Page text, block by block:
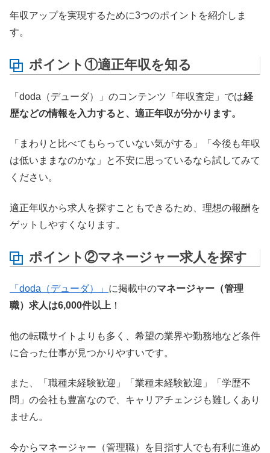
年収アップを実現するために3つのポイントを紹介しま
す。
ポイント①適正年収を知る
「doda（デューダ）」のコンテンツ「年収査定」では経
歴などの情報を入力すると、適正年収が分かります。
「まわりと比べてもらっていない気がする」「今後も年収
は低いままなのかな」と不安に思っているなら試してみて
ください。
適正年収から求人を探すこともできるため、理想の報酬を
ゲットしやすくなります。
ポイント②マネージャー求人を探す
「doda（デューダ）」 に掲載中のマネージャー（管理
職）求人は6,000件以上 ！
他の転職サイトよりも多く、希望の業界や勤務地など条件
に合った仕事が見つかりやすいです。
また、「職種未経験歓迎」「業種未経験歓迎」「学歴不
問」の会社も豊富なので、キャリアチェンジも難しくあり
ません。
今からマネージャー（管理職）を目指す人でも有利に進め